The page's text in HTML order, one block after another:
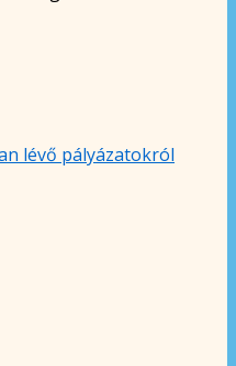
lévő pályázatokról